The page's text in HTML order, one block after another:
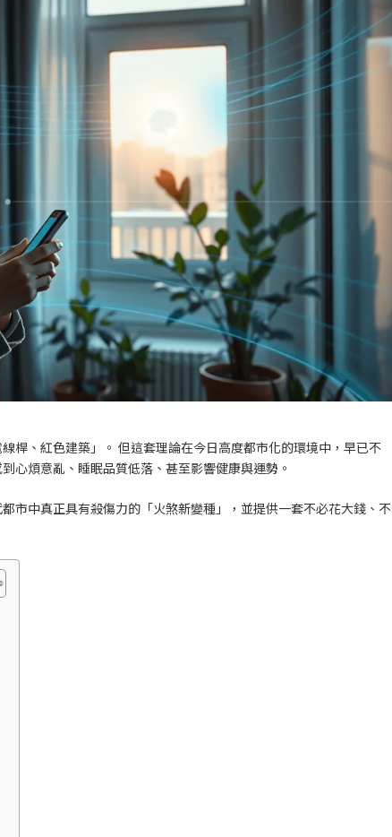
桿、紅色建築」。 但這套理論在今日高度都市化的環境中，早已不
心煩意亂、睡眠品質低落、甚至影響健康與運勢。
市中真正具有殺傷力的「火煞新變種」，並提供一套不必花大錢、不